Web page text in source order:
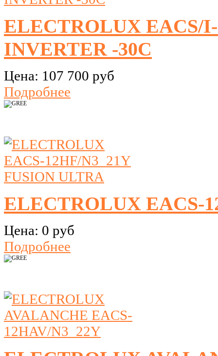
ELECTROLUX EACS/
INVERTER -30C
Цена: 107 700 руб
Подробнее
ELECTROLUX EACS-
Цена: 0 руб
Подробнее